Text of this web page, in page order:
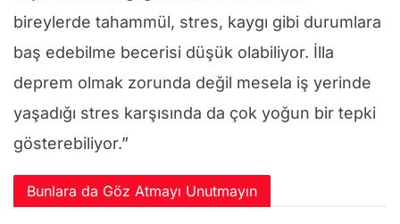
bireylerde tahammül, stres, kaygı gibi durumlara
baş edebilme becerisi düşük olabiliyor. İlla
deprem olmak zorunda değil mesela iş yerinde
yaşadığı stres karşısında da çok yoğun bir tepki
gösterebiliyor.”
Bunlara da Göz Atmayı Unutmayın